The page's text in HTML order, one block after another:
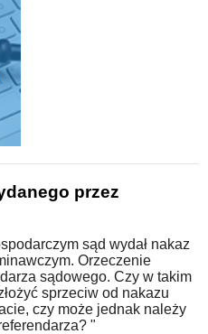
przez
sąd wydał nakaz
Orzeczenie
sądowego. Czy w takim
sprzeciw od nakazu
czy może jednak należy
"